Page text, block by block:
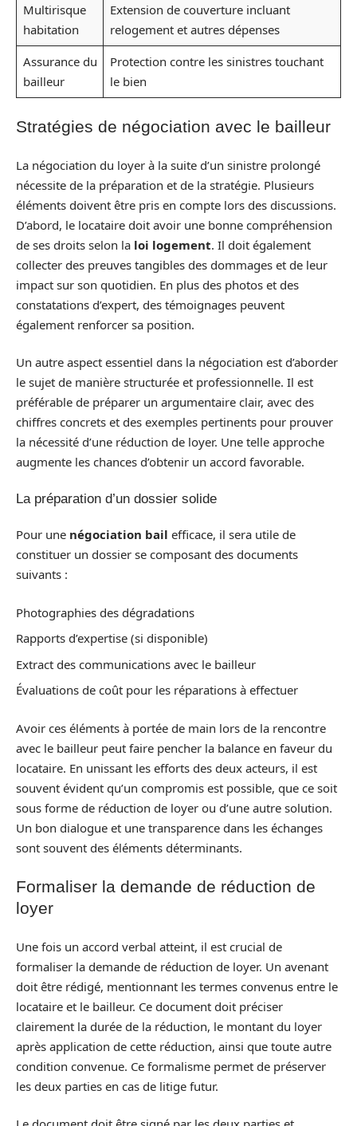
Multirisque
habitation
Extension de couverture incluant
relogement et autres dépenses
Assurance du
bailleur
Protection contre les sinistres touchant
le bien
Stratégies de négociation avec le bailleur
La négociation du loyer à la suite d’un sinistre prolongé
nécessite de la préparation et de la stratégie. Plusieurs
éléments doivent être pris en compte lors des discussions.
D’abord, le locataire doit avoir une bonne compréhension
de ses droits selon la loi logement. Il doit également
collecter des preuves tangibles des dommages et de leur
impact sur son quotidien. En plus des photos et des
constatations d’expert, des témoignages peuvent
également renforcer sa position.
Un autre aspect essentiel dans la négociation est d’aborder
le sujet de manière structurée et professionnelle. Il est
préférable de préparer un argumentaire clair, avec des
chiffres concrets et des exemples pertinents pour prouver
la nécessité d’une réduction de loyer. Une telle approche
augmente les chances d’obtenir un accord favorable.
La préparation d’un dossier solide
Pour une négociation bail efficace, il sera utile de
constituer un dossier se composant des documents
suivants :
Photographies des dégradations
Rapports d’expertise (si disponible)
Extract des communications avec le bailleur
Évaluations de coût pour les réparations à effectuer
Avoir ces éléments à portée de main lors de la rencontre
avec le bailleur peut faire pencher la balance en faveur du
locataire. En unissant les efforts des deux acteurs, il est
souvent évident qu’un compromis est possible, que ce soit
sous forme de réduction de loyer ou d’une autre solution.
Un bon dialogue et une transparence dans les échanges
sont souvent des éléments déterminants.
Formaliser la demande de réduction de
loyer
Une fois un accord verbal atteint, il est crucial de
formaliser la demande de réduction de loyer. Un avenant
doit être rédigé, mentionnant les termes convenus entre le
locataire et le bailleur. Ce document doit préciser
clairement la durée de la réduction, le montant du loyer
après application de cette réduction, ainsi que toute autre
condition convenue. Ce formalisme permet de préserver
les deux parties en cas de litige futur.